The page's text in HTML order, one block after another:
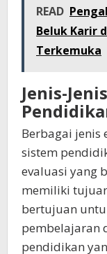
READ
Beluk Karir
Terkemuka
Jenis-
Berbagai jenis
sistem
evaluasi yang
memiliki
bertujuan
pembelajaran
pendidikan